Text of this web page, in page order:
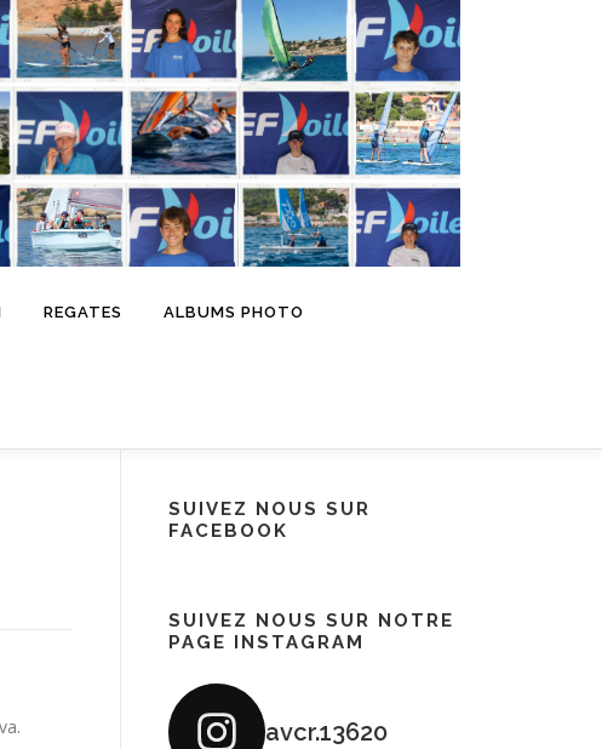
REGATES ALBUMS PHOTO
SUIVEZ NOUS SUR
FACEBOOK
SUIVEZ NOUS SUR NOTRE
PAGE INSTAGRAM
avcr.13620